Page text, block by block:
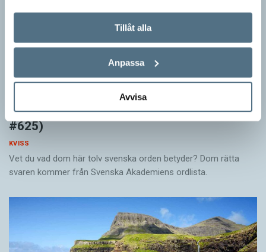
Tillåt alla
Anpassa
Avvisa
Känner du till orden från SAOL? (Kviss
#625)
KVISS
Vet du vad dom här tolv svenska orden betyder? Dom rätta
svaren kommer från Svenska Akademiens ordlista.